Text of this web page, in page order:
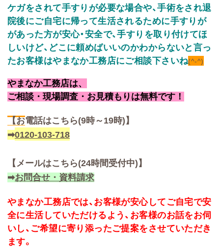
ケガをされて手すりが必要な場合や、手術をされ退
院後にご自宅に帰って生活されるために手すりが
があった方が安心・安全で、手すりを取り付けてほ
しいけど、どこに頼めばいいのかわからないと言っ
たお客様はやまなか工務店にご相談下さいね(^-^)
やまなか工務店は、
ご相談・現場調査・お見積もりは無料です！
【お電話はこちら(9時～19時)】
➡0120-103-718
【メールはこちら(24時間受付中)】
➡お問合せ・資料請求
やまなか工務店では、お客様が安心してご自宅で安
全に生活していただけるよう、お客様のお話をお伺
いし、ご希望に寄り添ったご提案をさせていただき
ます。